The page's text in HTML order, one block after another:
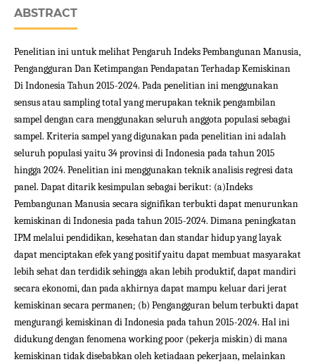
ABSTRACT
Penelitian ini untuk melihat Pengaruh Indeks Pembangunan Manusia,
Pengangguran Dan Ketimpangan Pendapatan Terhadap Kemiskinan
Di Indonesia Tahun 2015-2024. Pada penelitian ini menggunakan
sensus atau sampling total yang merupakan teknik pengambilan
sampel dengan cara menggunakan seluruh anggota populasi sebagai
sampel. Kriteria sampel yang digunakan pada penelitian ini adalah
seluruh populasi yaitu 34 provinsi di Indonesia pada tahun 2015
hingga 2024. Penelitian ini menggunakan teknik analisis regresi data
panel. Dapat ditarik kesimpulan sebagai berikut: (a)Indeks
Pembangunan Manusia secara signifikan terbukti dapat menurunkan
kemiskinan di Indonesia pada tahun 2015-2024. Dimana peningkatan
IPM melalui pendidikan, kesehatan dan standar hidup yang layak
dapat menciptakan efek yang positif yaitu dapat membuat masyarakat
lebih sehat dan terdidik sehingga akan lebih produktif, dapat mandiri
secara ekonomi, dan pada akhirnya dapat mampu keluar dari jerat
kemiskinan secara permanen; (b) Pengangguran belum terbukti dapat
mengurangi kemiskinan di Indonesia pada tahun 2015-2024. Hal ini
didukung dengan fenomena working poor (pekerja miskin) di mana
kemiskinan tidak disebabkan oleh ketiadaan pekerjaan, melainkan